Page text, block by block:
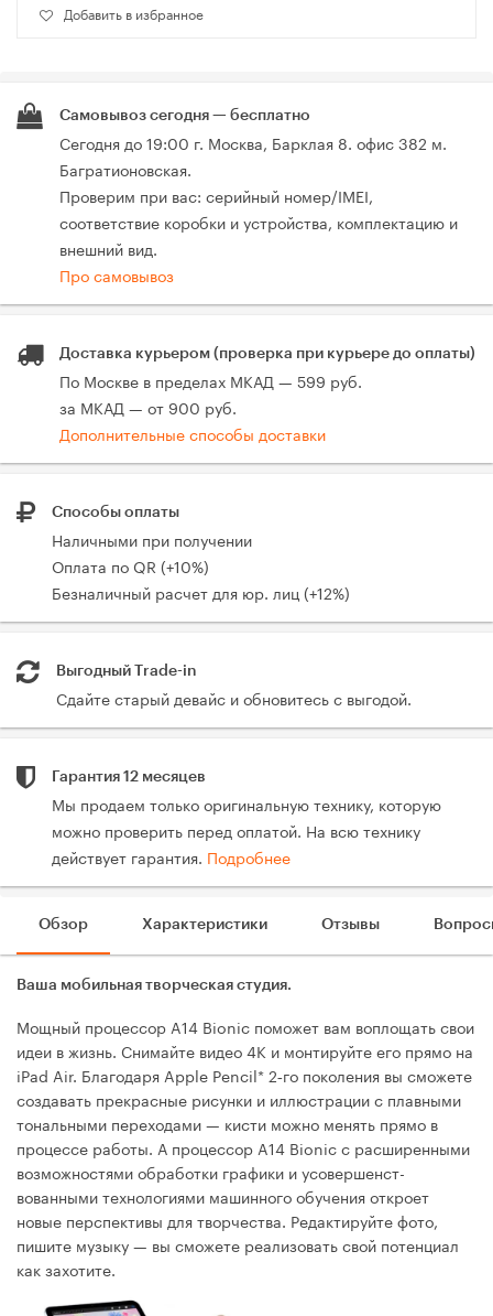
Добавить в избранное
Самовывоз сегодня — бесплатно
Сегодня до 19:00 г. Москва, Барклая 8. офис 382 м.
Багратионовская.
Проверим при вас: серийный номер/IMEI,
соответствие коробки и устройства, комплектацию и
внешний вид.
Про самовывоз
Доставка курьером (проверка при курьере до оплаты)
По Москве в пределах МКАД — 599 руб.
за МКАД — от 900 руб.
Дополнительные способы доставки
Способы оплаты
Наличными при получении
Оплата по QR (+10%)
Безналичный расчет для юр. лиц (+12%)
Выгодный Trade-in
Сдайте старый девайс и обновитесь с выгодой.
Гарантия 12 месяцев
Мы продаем только оригинальную технику, которую
можно проверить перед оплатой. На всю технику
действует гарантия. Подробнее
Обзор Характеристики Отзывы
Ваша мобильная творческая студия.
Мощный процессор A14 Bionic поможет вам воплощать свои
идеи в жизнь. Снимайте видео 4K и монтируйте его прямо на
iPad Air. Благодаря Apple Pencil* 2‑го поколения вы сможете
создавать прекрасные рисунки и иллюстрации с плавными
тональными переходами — кисти можно менять прямо в
процессе работы. А процессор A14 Bionic с расширенными
возможностями обработки графики и усовершенст­
вованными технологиями машинного обучения откроет
новые перспективы для творчества. Редактируйте фото,
пишите музыку — вы сможете реализовать свой потенциал
как захотите.